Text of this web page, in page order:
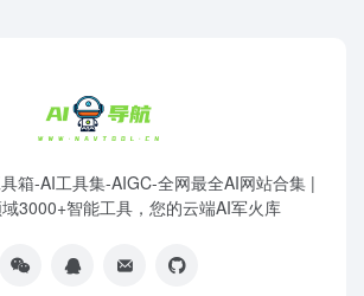
箱-AI工具集-AIGC-全网最全AI网站合集 |
3000+智能工具，您的云端AI军火库